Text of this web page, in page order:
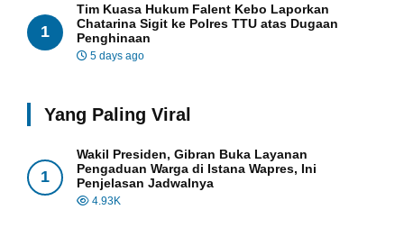
1
Tim Kuasa Hukum Falent Kebo Laporkan
Chatarina Sigit ke Polres TTU atas Dugaan
Penghinaan
5 days ago
Yang Paling Viral
1
Wakil Presiden, Gibran Buka Layanan
Pengaduan Warga di Istana Wapres, Ini
Penjelasan Jadwalnya
4.93K